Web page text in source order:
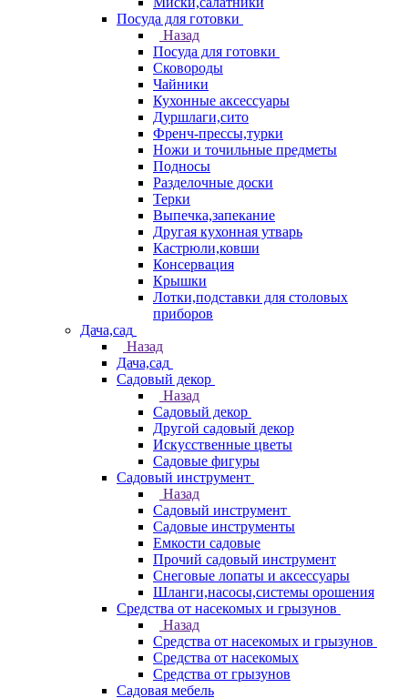
Посуда для готовки
Назад
Посуда для готовки
Сковороды
Чайники
Кухонные аксессуары
Дуршлаги,сито
Френч-прессы,турки
Ножи и точильные предметы
Подносы
Разделочные доски
Терки
Выпечка,запекание
Другая кухонная утварь
Кастрюли,ковши
Консервация
Крышки
Лотки,подставки для столовых
приборов
Дача,сад
Назад
Дача,сад
Садовый декор
Назад
Садовый декор
Другой садовый декор
Искусственные цветы
Садовые фигуры
Садовый инструмент
Назад
Садовый инструмент
Садовые инструменты
Емкости садовые
Прочий садовый инструмент
Снеговые лопаты и аксессуары
Шланги,насосы,системы орошения
Средства от насекомых и грызунов
Назад
Средства от насекомых и грызунов
Средства от насекомых
Средства от грызунов
Садовая мебель